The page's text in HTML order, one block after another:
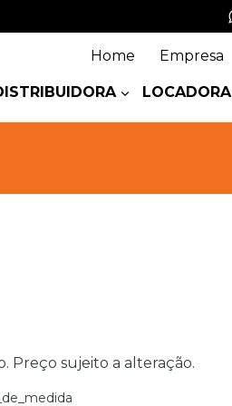
Home Empresa
LOCADORA
Preço sujeito a alteração.